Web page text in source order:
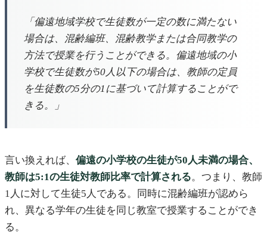
「偏遠地域学校で生徒数が一定の数に満たない
場合は、混齢編班、混齢教学または合同教学の
方法で授業を行うことができる。偏遠地域の小
学校で生徒数が50人以下の場合は、教師の定員
を生徒数の5分の1に基づいて計算することがで
きる。」
言い換えれば、 偏遠の小学校の生徒が50人未満の場合、
教師は5:1の生徒対教師比率で計算される。つまり、教師
1人に対して生徒5人である。同時に混齢編班が認めら
れ、異なる学年の生徒を同じ教室で授業することができ
る。